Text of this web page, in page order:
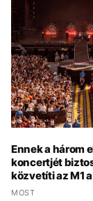
Ennek a három
koncertjét
közvetíti az M1
MOST